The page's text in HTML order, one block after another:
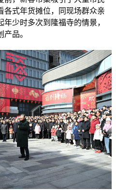
各式年货摊位，同现场群众亲
少时多次到隆福寺的情景，
品。